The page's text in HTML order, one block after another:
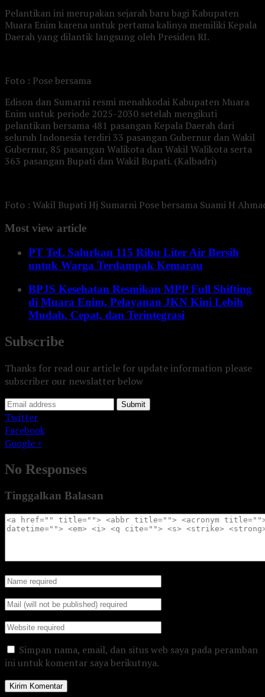
Pelantikan ini merupakan sejarah baru bagi Kabupaten
Muara Enim karena untuk pertama kalinya memiliki Kepala
Daerah yang dilantik langsung oleh Presiden RI.
Foto : Pose bersama
Edison dan Sumarni resmi menahkodai Kabupaten Muara
Enim untuk periode 2025-2030 setelah mengikuti
pelantikan bersama 481 pasangan Kepala Daerah dari
seluruh Indonesia terdiri 33 pasangan Gubernur dan Wakil
Gubernur, 85 pasangan Walikota dan Wakil Walikota serta
363 pasangan Bupati dan Wakil Bupati. (Kalbadri)
Foto : Wakil Bupati Hj Sumarni Pose bersama Suami H
Most view article
PT TeL Salurkan 115 Ribu Liter Air Bersih
untuk Warga Terdampak Kemarau
BPJS Kesehatan Resmikan MPP Full Shifting
di Muara Enim, Pelayanan JKN Kini Lebih
Mudah, Cepat, dan Terintegrasi
Subscribe
Thanks for read our article for update information please
subscriber our newslatter below
Submit
Twitter
Facebook
Google +
No Responses
Tinggalkan Balasan
Simpan nama, email, dan situs web saya pada peramban
ini untuk komentar saya berikutnya.